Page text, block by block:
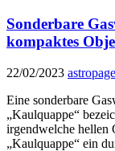
Sonderbare
kompaktes
22/02/2023
Eine sonderbare
„Kaulquappe“
irgendwelche hellen
„Kaulquappe“ ein